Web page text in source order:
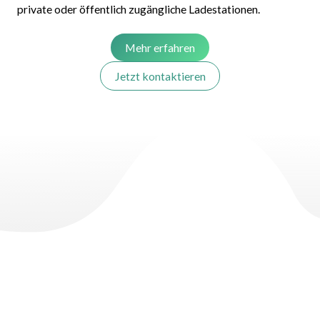
private oder öffentlich zugängliche Ladestationen.
Mehr erfahren
Jetzt kontaktieren